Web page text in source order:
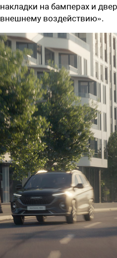
накладки на бамперах и
внешнему воздействию».